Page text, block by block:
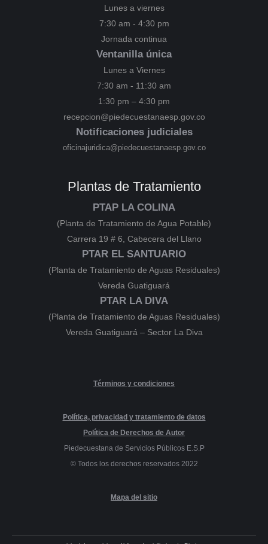
Lunes a viernes
7:30 am - 4:30 pm
Jornada continua
Ventanilla única
Lunes a Viernes
7:30 am - 11:30 am
1:30 pm – 4:30 pm
recepcion@piedecuestanaesp.gov.co
Notificaciones judiciales
oficinajuridica@piedecuestanaesp.gov.co
Plantas de Tratamiento
PTAP LA COLINA
(Planta de Tratamiento de Agua Potable)
Carrera 19 # 6, Cabecera del Llano
PTAR EL SANTUARIO
(Planta de Tratamiento de Aguas Residuales)
Vereda Guatiguará
PTAR LA DIVA
(Planta de Tratamiento de Aguas Residuales)
Vereda Guatiguará – Sector La Diva
Términos y condiciones
Política, privacidad y tratamiento de datos
Política de Derechos de Autor
Piedecuestana de Servicios Públicos E.S.P
© Todos los derechos reservados 2022
Mapa del sitio